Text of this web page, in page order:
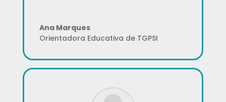
Ana Marques
Orientadora Educativa de TGPSI